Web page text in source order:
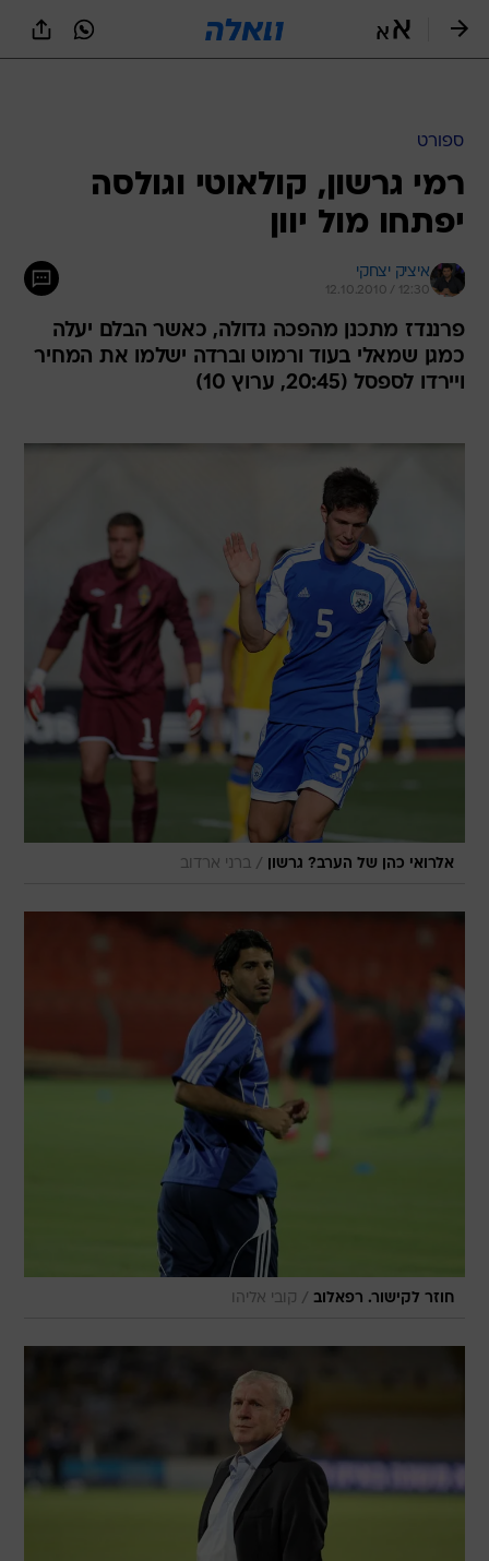
ספורט
רמי גרשון, קולאוטי וגולסה
יפתחו מול יוון
איציק יצחקי
12.10.2010 / 12:30
פרננדז מתכנן מהפכה גדולה, כאשר הבלם יעלה
כמגן שמאלי בעוד ורמוט וברדה ישלמו את המחיר
ויירדו לספסל (20:45, ערוץ 10)
אלרואי כהן של הערב? גרשון / ברני ארדוב
חוזר לקישור. רפאלוב / קובי אליהו